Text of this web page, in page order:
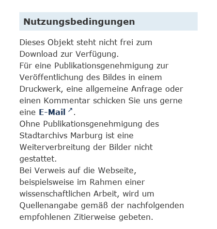
Nutzungsbedingungen
Dieses Objekt steht nicht frei zum
Download zur Verfügung.
Für eine Publikationsgenehmigung zur
Veröffentlichung des Bildes in einem
Druckwerk, eine allgemeine Anfrage oder
einen Kommentar schicken Sie uns gerne
eine E-Mail
.
Ohne Publikationsgenehmigung des
Stadtarchivs Marburg ist eine
Weiterverbreitung der Bilder nicht
gestattet.
Bei Verweis auf die Webseite,
beispielsweise im Rahmen einer
wissenschaftlichen Arbeit, wird um
Quellenangabe gemäß der nachfolgenden
empfohlenen Zitierweise gebeten.